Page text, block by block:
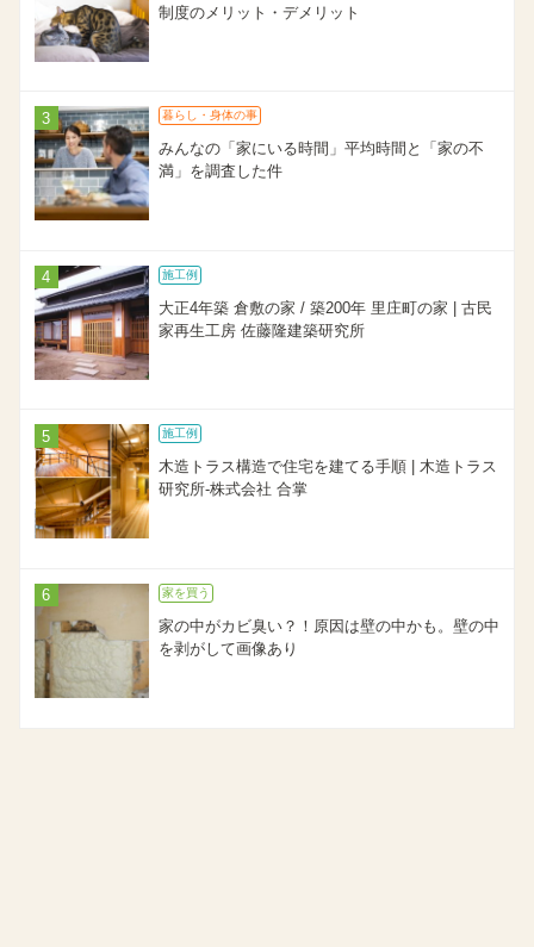
制度のメリット・デメリット
暮らし・身体の事
みんなの「家にいる時間」平均時間と「家の不
満」を調査した件
施工例
大正4年築 倉敷の家 / 築200年 里庄町の家 | 古民
家再生工房 佐藤隆建築研究所
施工例
木造トラス構造で住宅を建てる手順 | 木造トラス
研究所-株式会社 合掌
家を買う
家の中がカビ臭い？！原因は壁の中かも。壁の中
を剥がして画像あり